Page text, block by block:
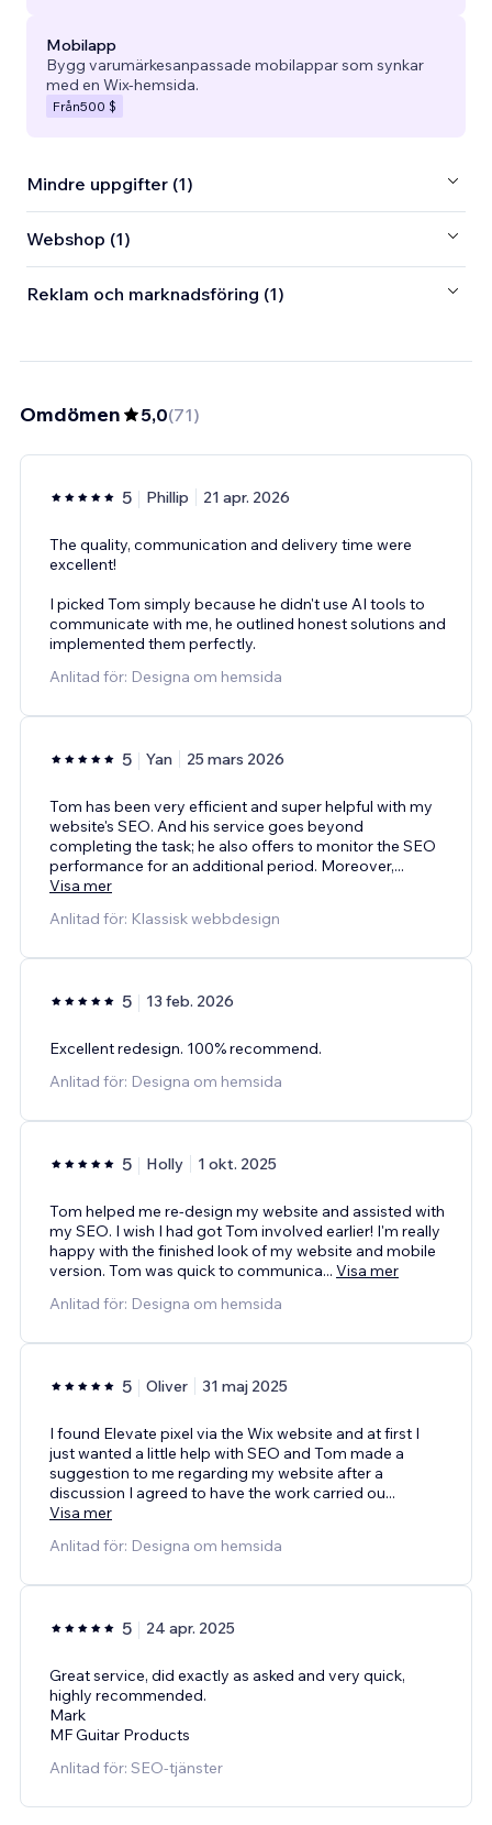
Mobilapp
Bygg varumärkesanpassade mobilappar som synkar
med en Wix-hemsida.
Från500 $
Mindre uppgifter (1)
Webshop (1)
Reklam och marknadsföring (1)
Omdömen 5,0(71)
5 Phillip 21 apr. 2026
The quality, communication and delivery time were
excellent!
I picked Tom simply because he didn't use AI tools to
communicate with me, he outlined honest solutions and
implemented them perfectly.
Anlitad för: Designa om hemsida
5 Yan 25 mars 2026
Tom has been very efficient and super helpful with my
website's SEO. And his service goes beyond
completing the task; he also offers to monitor the SEO
performance for an additional period. Moreover,...
Visa mer
Anlitad för: Klassisk webbdesign
5 13 feb. 2026
Excellent redesign. 100% recommend.
Anlitad för: Designa om hemsida
5 Holly 1 okt. 2025
Tom helped me re-design my website and assisted with
my SEO. I wish I had got Tom involved earlier! I'm really
happy with the finished look of my website and mobile
version. Tom was quick to communica... Visa mer
Anlitad för: Designa om hemsida
5 Oliver 31 maj 2025
I found Elevate pixel via the Wix website and at first I
just wanted a little help with SEO and Tom made a
suggestion to me regarding my website after a
discussion I agreed to have the work carried ou...
Visa mer
Anlitad för: Designa om hemsida
5 24 apr. 2025
Great service, did exactly as asked and very quick,
highly recommended.
Mark
MF Guitar Products
Anlitad för: SEO-tjänster